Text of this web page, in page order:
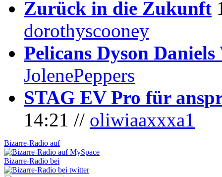
Zurück in die Zukunft
dorothyscooney
Pelicans Dyson
JolenePeppers
STAG EV Pro für
14:21 // oliwiaaxxxa1
Bizarre-Radio auf
Bizarre-Radio bei